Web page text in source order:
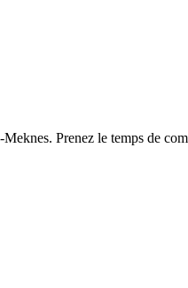
Prenez le temps de